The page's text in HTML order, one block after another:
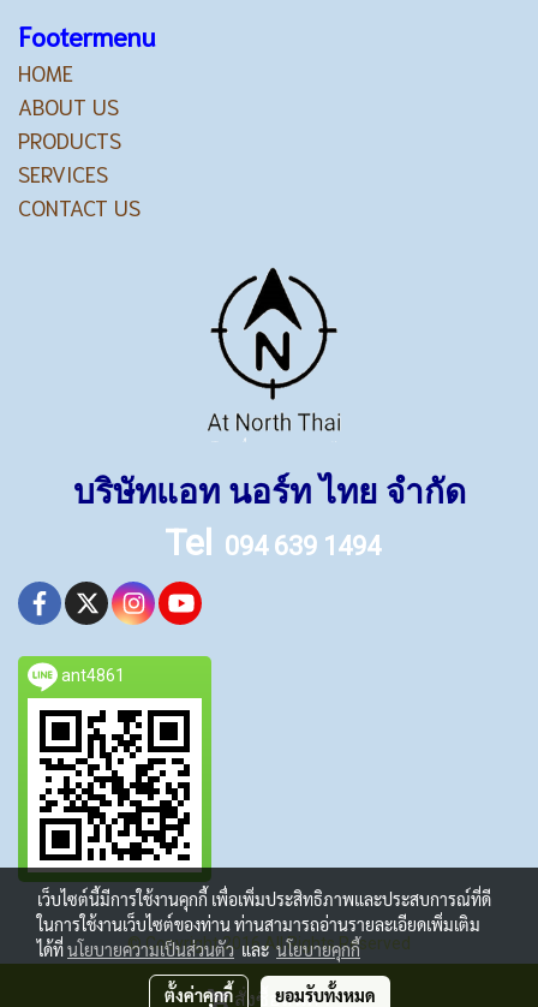
สั่งซื้อสินค้า
Footermenu
HOME
ABOUT US
PRODUCTS
SERVICES
CONTACT US
บริษัทแอท นอร์ท ไทย จำกัด
Tel 094 639 1494
ant4861
© Copyright 2016 All Rights Reserved
ผู้เข้าชมวันนี้ 194
เว็บไซต์นี้มีการใช้งานคุกกี้ เพื่อเพิ่มประสิทธิภาพและประสบการณ์ที่ดี
ในการใช้งานเว็บไซต์ของท่าน ท่านสามารถอ่านรายละเอียดเพิ่มเติม
ได้ที่นโยบายความเป็นส่วนตัวและนโยบายคุกกี้
ตั้งค่าคุกกี้ ยอมรับทั้งหมด